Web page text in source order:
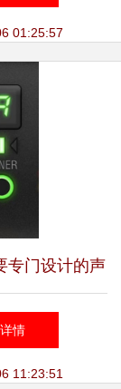
01:25:57
专门设计的声
发角度剖析
需求
情
11:23:51